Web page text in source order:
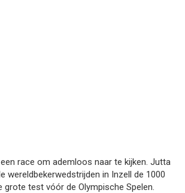
race om ademloos naar te kijken. Jutta
wereldbekerwedstrijden in Inzell de 1000
grote test vóór de Olympische Spelen.